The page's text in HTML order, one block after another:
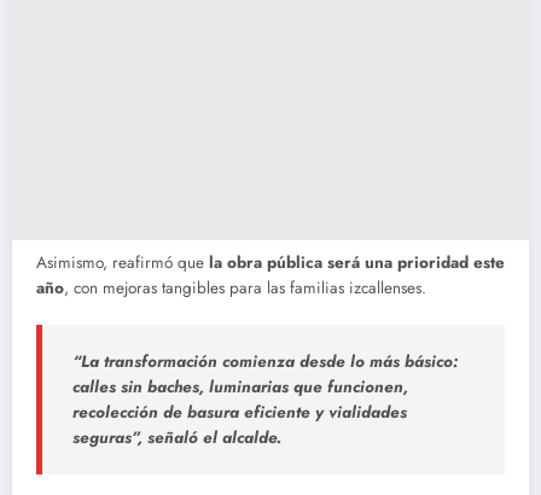
Asimismo, reafirmó que la obra pública será una prioridad este
año, con mejoras tangibles para las familias izcallenses.
“La transformación comienza desde lo más básico:
calles sin baches, luminarias que funcionen,
recolección de basura eficiente y vialidades
seguras”, señaló el alcalde.